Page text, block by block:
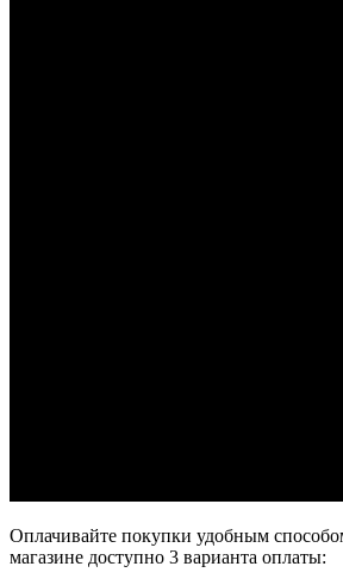
Оплачивайте покупки удобным
магазине доступно 3 варианта оплаты: